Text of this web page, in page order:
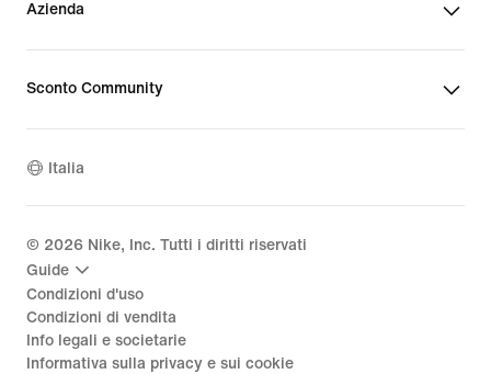
Azienda
Sconto Community
Italia
© 2026 Nike, Inc. Tutti i diritti riservati
Guide
Condizioni d'uso
Condizioni di vendita
Info legali e societarie
Informativa sulla privacy e sui cookie